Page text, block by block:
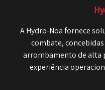
A Hydro-Noa fornece
combate,
arrombamento de alta
experiência